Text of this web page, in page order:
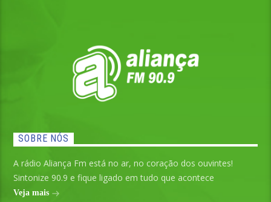
SOBRE NÓS
A rádio Aliança Fm está no ar, no coração dos ouvintes!
Sintonize 90.9 e fique ligado em tudo que acontece
Veja mais